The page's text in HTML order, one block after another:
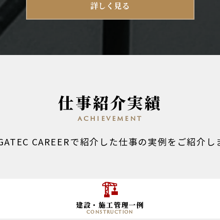
詳しく見る
仕事紹介実績
achievement
CAREERで紹介した仕事の実例をご紹介し
建設・施工管理一例
construction